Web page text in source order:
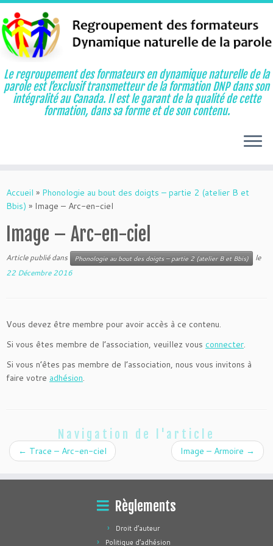
au
contenu
Le regroupement des formateurs en dynamique naturelle de la
parole est l’exclusif transmetteur de la formation DNP dans son
intégralité au Canada. Il est le garant de la qualité de cette
formation, dans sa forme et de son contenu.
Accueil » Phonologie au bout des doigts – partie 2 (atelier B et
Bbis) » Image – Arc-en-ciel
Image – Arc-en-ciel
Article publié dans Phonologie au bout des doigts – partie 2 (atelier B et Bbis)
le
22 Décembre 2016
Vous devez être membre pour avoir accès à ce contenu.
Si vous êtes membre de l’association, veuillez vous connecter.
Si vous n’êtes pas membre de l’association, nous vous invitons à
faire votre adhésion.
Navigation de l'article
← Trace – Arc-en-ciel Image – Armoire →
Règlements
Droit d’auteur
Politique d’adhésion